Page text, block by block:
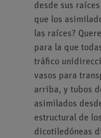
desde sus
que los
las raíces?
para la que
tráfico
vasos para
arriba, y tubos
asimilados
estructural de
dicotiledóneas